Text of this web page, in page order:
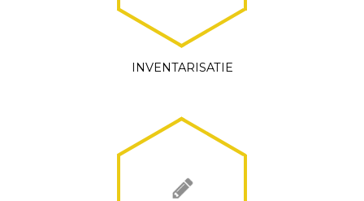
INVENTARISATIE